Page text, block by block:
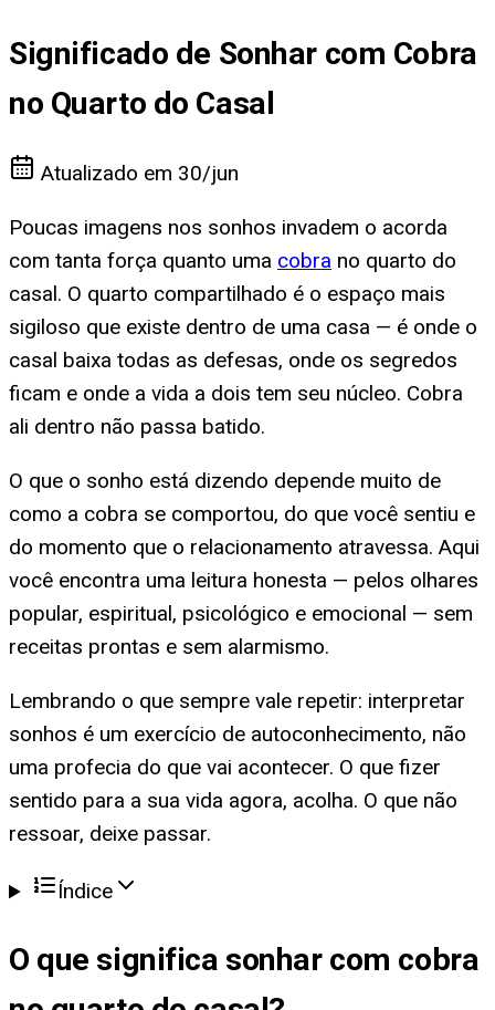
Significado de Sonhar com Cobra
no Quarto do Casal
Atualizado em 30/jun
Poucas imagens nos sonhos invadem o acorda
com tanta força quanto uma cobra no quarto do
casal. O quarto compartilhado é o espaço mais
sigiloso que existe dentro de uma casa — é onde o
casal baixa todas as defesas, onde os segredos
ficam e onde a vida a dois tem seu núcleo. Cobra
ali dentro não passa batido.
O que o sonho está dizendo depende muito de
como a cobra se comportou, do que você sentiu e
do momento que o relacionamento atravessa. Aqui
você encontra uma leitura honesta — pelos olhares
popular, espiritual, psicológico e emocional — sem
receitas prontas e sem alarmismo.
Lembrando o que sempre vale repetir: interpretar
sonhos é um exercício de autoconhecimento, não
uma profecia do que vai acontecer. O que fizer
sentido para a sua vida agora, acolha. O que não
ressoar, deixe passar.
Índice
O que significa sonhar com cobra